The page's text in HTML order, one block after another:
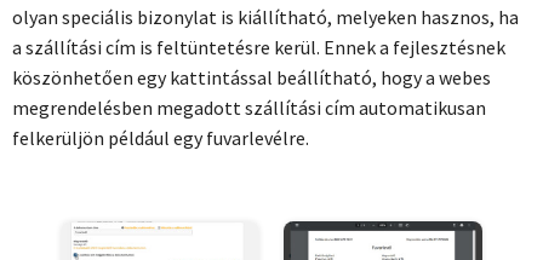
olyan speciális bizonylat is kiállítható, melyeken hasznos, ha
a szállítási cím is feltüntetésre kerül. Ennek a fejlesztésnek
köszönhetően egy kattintással beállítható, hogy a webes
megrendelésben megadott szállítási cím automatikusan
felkerüljön például egy fuvarlevélre.